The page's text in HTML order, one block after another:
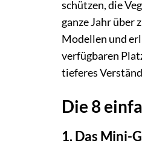
schützen, die
ganze Jahr über
Modellen und
verfügbaren
tieferes
Die 8
1. Das Mini-